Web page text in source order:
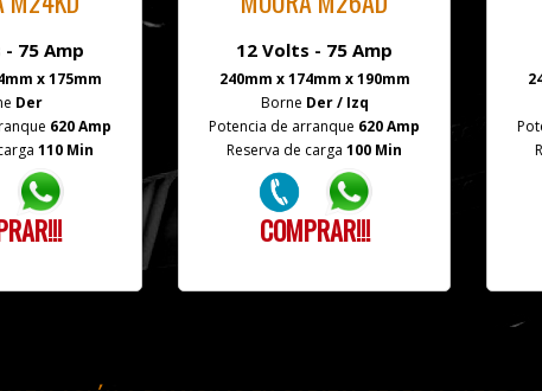
75 Amp
x 175mm
Der
620 Amp
110 Min
12 Volts - 75 Amp
240mm x 174mm x 190mm
Borne Der / Izq
Potencia de arranque 620 Amp
Reserva de carga 100 Min
COMPRAR!!!